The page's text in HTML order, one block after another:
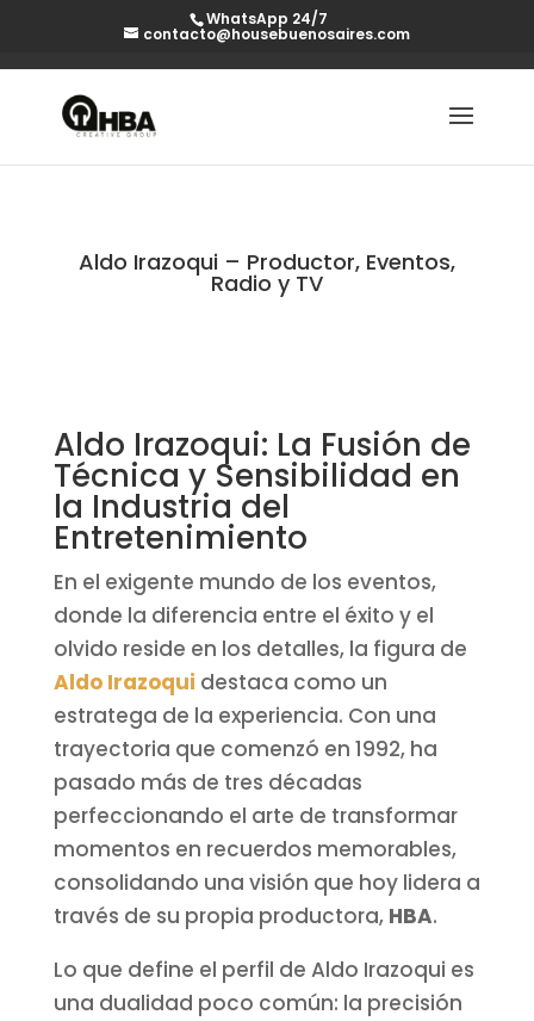
WhatsApp 24/7
contacto@housebuenosaires.com
Aldo Irazoqui – Productor, Eventos,
Radio y TV
Aldo Irazoqui: La Fusión de
Técnica y Sensibilidad en
la Industria del
Entretenimiento
En el exigente mundo de los eventos,
donde la diferencia entre el éxito y el
olvido reside en los detalles, la figura de
Aldo Irazoqui destaca como un
estratega de la experiencia. Con una
trayectoria que comenzó en 1992, ha
pasado más de tres décadas
perfeccionando el arte de transformar
momentos en recuerdos memorables,
consolidando una visión que hoy lidera a
través de su propia productora, HBA.
Lo que define el perfil de Aldo Irazoqui es
una dualidad poco común: la precisión